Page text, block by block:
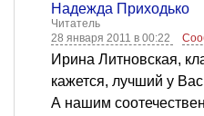
Надежда Приходько
Читатель
28 января 2011 в 00:22
Ирина Литновская,
кажется, лучший у
А нашим